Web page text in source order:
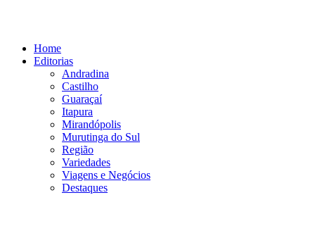
conteúdoHome
Editorias
Andradina
Castilho
Guaraçaí
Itapura
Mirandópolis
Murutinga do Sul
Região
Variedades
Viagens e Negócios
Destaques